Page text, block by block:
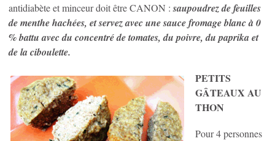
antidiabète et minceur doit être CANON : saupoudrez de feuilles
de menthe hachées, et servez avec une sauce fromage blanc à 0
% battu avec du concentré de tomates, du poivre, du paprika et
de la ciboulette.
PETITS
GÂTEAUX AU
THON
Pour 4 personnes